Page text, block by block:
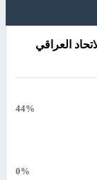
العراقي
44%
0%